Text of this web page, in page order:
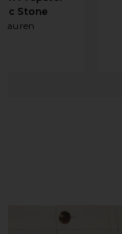
Stone
Lauren